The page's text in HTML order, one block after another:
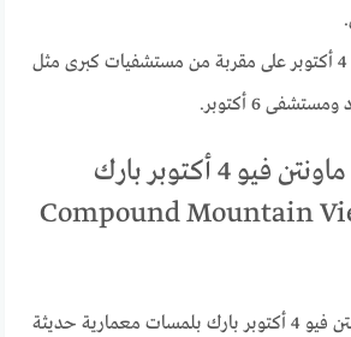
كمبوند ماونتن فيو 4 أكتوبر على مقربة من مستشفيات كبرى مثل
6 أكتوبر.
تصميم كمبوند ماونتن فيو 4 أكتوبر بارك
Compound Mountain
تم تصميم كمبوند ماونتن فيو 4 أكتوبر بارك بلمسات معمارية حديثة